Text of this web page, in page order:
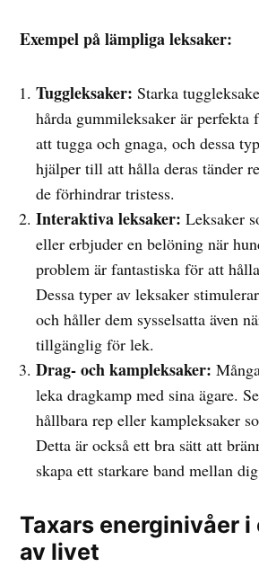
Exempel på lämpliga leksaker:
Tuggleksaker: Starka
hårda gummileksaker är
att tugga och gnaga, och dessa
hjälper till att hålla deras tänder
de förhindrar tristess.
Interaktiva leksaker: Leksaker
eller erbjuder en belöning när
problem är fantastiska för att
Dessa typer av leksaker
och håller dem sysselsatta även
tillgänglig för lek.
Drag- och kampleksaker:
leka dragkamp med sina ägare.
hållbara rep eller kampleksaker
Detta är också ett bra sätt att
skapa ett starkare band mellan
Taxars energinivåer i
av livet